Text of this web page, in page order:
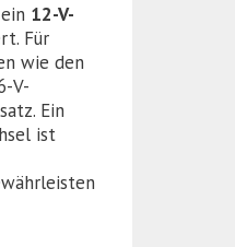
12-V-
Für
wie den
V-
Ein
ist